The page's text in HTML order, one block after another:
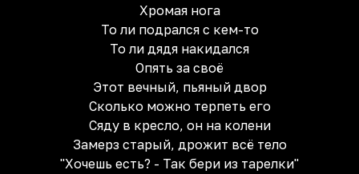
Хромая нога
То ли подрался с кем-то
То ли дядя накидался
Опять за своё
Этот вечный, пьяный двор
Сколько можно терпеть его
Сяду в кресло, он на колени
Замерз старый, дрожит всё тело
"Хочешь есть? - Так бери из тарелки"